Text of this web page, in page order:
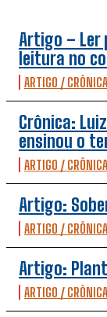
Artigo – Ler
leitura no
ARTIGO /
Crônica:
ensinou o
ARTIGO /
Artigo:
ARTIGO /
Artigo:
ARTIGO /